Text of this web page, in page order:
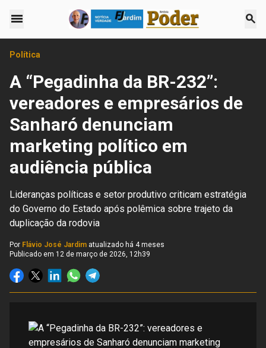
menu search
Política
A “Pegadinha da BR-232”:
vereadores e empresários de
Sanharó denunciam
marketing político em
audiência pública
Lideranças políticas e setor produtivo criticam estratégia
do Governo do Estado após polêmica sobre trajeto da
duplicação da rodovia
Por Flávio José Jardim atualizado há 4 meses
Publicado em 12 de março de 2026, 12h39